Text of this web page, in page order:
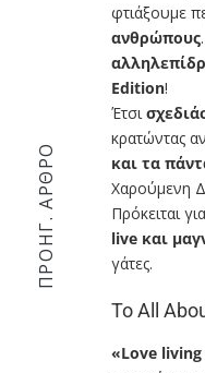
φτιάξουμε
ανθρώπους
Edition!
Έτσι
κρατώντας
και τα
Χαρούμενη
Πρόκειται για
live και
γάτες.
To All
«Love
ΠΡΟΗΓ. ΆΡΘΡΟ